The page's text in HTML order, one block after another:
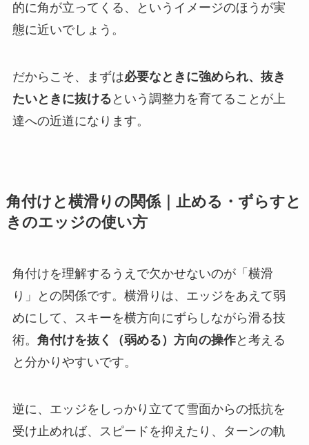
的に角が立ってくる、というイメージのほうが実
態に近いでしょう。
だからこそ、まずは必要なときに強められ、抜き
たいときに抜ける という調整力を育てることが上
達への近道になります。
角付けと横滑りの関係｜止める・ずらすと
きのエッジの使い方
角付けを理解するうえで欠かせないのが「横滑
り」との関係です。横滑りは、エッジをあえて弱
めにして、スキーを横方向にずらしながら滑る技
術。 角付けを抜く（弱める）方向の操作と考える
と分かりやすいです。
逆に、エッジをしっかり立てて雪面からの抵抗を
受け止めれば、スピードを抑えたり、ターンの軌